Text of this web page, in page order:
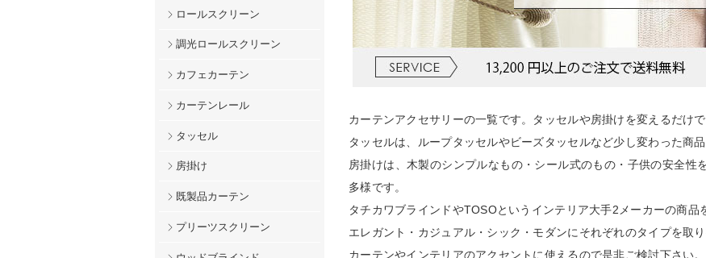
カーテンアクセサリーの一覧です。タッセルや房掛けを変えるだけ
タッセルは、ループタッセルやビーズタッセルなど少し変わった商
房掛けは、木製のシンプルなもの・シール式のもの・子供の安全性
多様です。
タチカワブラインドやTOSOというインテリア大手2メーカーの商品
エレガント・カジュアル・シック・モダンにそれぞれのタイプを取り
カーテンやインテリアのアクセントに使えるので是非ご検討下さい。
ロールスクリーン
調光ロールスクリーン
カフェカーテン
カーテンレール
タッセル
房掛け
既製品カーテン
プリーツスクリーン